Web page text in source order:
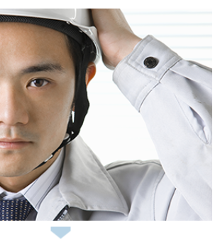
田上津部田へ台所蛇口の修理依頼を受
。
告や事例の一覧はこちら